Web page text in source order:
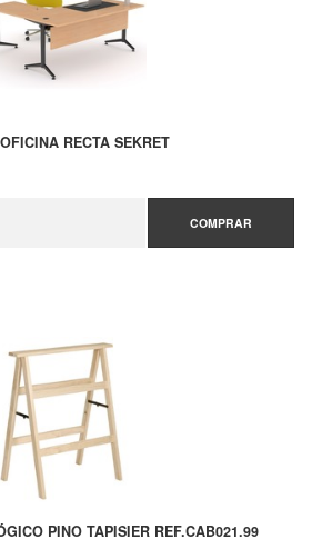
RECTA SEKRET
COMPRAR
PINO TAPISIER REF.CAB021.99